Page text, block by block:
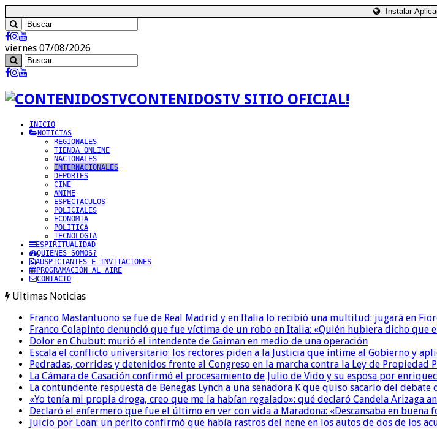
Instalar
viernes 07/08/2026
CONTENIDOSTV SITIO OFICIAL!
INICIO
NOTICIAS
REGIONALES
TIENDA ONLINE
NACIONALES
INTERNACIONALES
DEPORTES
CINE
ANIME
ESPECTACULOS
POLICIALES
ECONOMIA
POLITICA
TECNOLOGIA
ESPIRITUALIDAD
QUIENES SOMOS?
AUSPICIANTES E INVITACIONES
PROGRAMACIÓN AL AIRE
CONTACTO
Ultimas Noticias
Franco Mastantuono se fue de Real Madrid y en Italia lo recibió una multitud: jugará en
Franco Colapinto denunció que fue víctima de un robo en Italia: «Quién hubiera dicho que
Dolor en Chubut: murió el intendente de Gaiman en medio de una operación
Escala el conflicto universitario: los rectores piden a la Justicia que intime al Gobierno y
Pedradas, corridas y detenidos frente al Congreso en la marcha contra la Ley de Propiedad
La Cámara de Casación confirmó el procesamiento de Julio de Vido y su esposa por
La contundente respuesta de Benegas Lynch a una senadora K que quiso sacarlo del
«Yo tenía mi propia droga, creo que me la habían regalado»: qué declaró Candela Arizaga
Declaró el enfermero que fue el último en ver con vida a Maradona: «Descansaba en buena
Juicio por Loan: un perito confirmó que había rastros del nene en los autos de dos de los